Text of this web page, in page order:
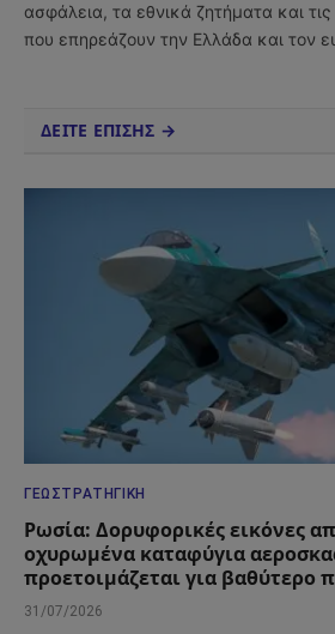
ασφάλεια, τα εθνικά ζητήματα και τις
που επηρεάζουν την Ελλάδα και τον
ΔΕΙΤΕ ΕΠΙΣΗΣ →
ΓΕΩΣΤΡΑΤΗΓΙΚΉ
Ρωσία: Δορυφορικές εικόνες
οχυρωμένα καταφύγια
προετοιμάζεται για βαθύτερο
31/07/2026